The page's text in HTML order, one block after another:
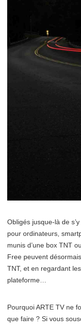
Obligés jusque-là de
pour ordinateurs,
munis d’une box TNT
Free peuvent
TNT, et en regardant
plateforme…
Pourquoi ARTE TV ne
que faire ? Si vous